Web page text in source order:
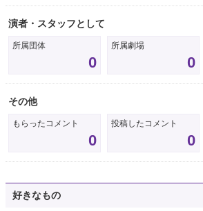
演者・スタッフとして
所属団体
0
所属劇場
0
その他
もらったコメント
0
投稿したコメント
0
好きなもの